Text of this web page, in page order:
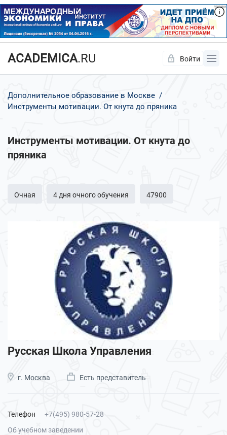
ACADEMICA.RU Войти
Дополнительное образование в Москве
Инструменты мотивации. От кнута до пряника
Инструменты мотивации. От кнута до
пряника
Очная 4 дня очного обучения 47900
Русская Школа Управления
г. Москва Есть представитель
Телефон
+7(495) 980-57-28
Об учебном заведении
Да Нет